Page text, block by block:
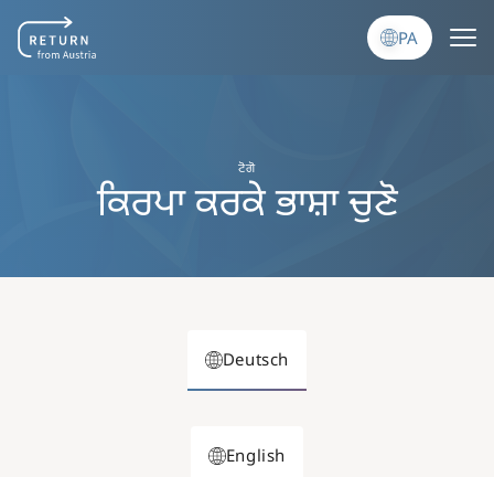
PA
ਟੋਗੋ
ਕਿਰਪਾ ਕਰਕੇ ਭਾਸ਼ਾ ਚੁਣੋ
Deutsch
English